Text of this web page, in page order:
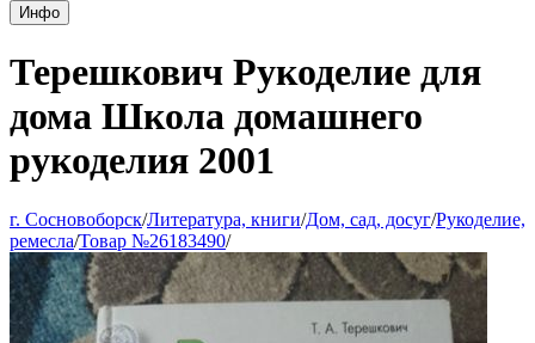
Инфо
Терешкович Рукоделие для
дома Школа домашнего
рукоделия 2001
г. Сосновоборск/Литература, книги/Дом, сад, досуг/Рукоделие,
ремесла/Товар №26183490/